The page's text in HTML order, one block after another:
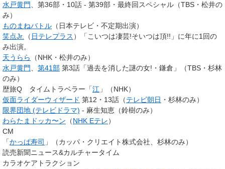
水戸黄門
、第36部・10話 - 第39部・最終回スペシャル（TBS・松井の
み）
ものまねバトル （日本テレビ・不定期出演）
笑点Jr.
（ 日テレプラス ）「こいつは凄芸!そいつは頂!!」に年に1回の
み出演。
天うらら
（NHK・松井のみ）
水戸黄門
第41部 第3話「過去を消した謎の女!・鎌倉」（TBS・杉林
のみ）
歴旅Q タイムトラベラー「江 」（NHK）
仮面ライダーウィザード 第12・13話（テレビ朝日 ・杉林のみ）
限界団地 (テレビドラマ) - 麻生知恵（鈴樹のみ）
わらたまドッカ〜ン （NHK Eテレ）
CM
「かっぱ寿司 」（カッパ・クリエイト株式会社、杉林のみ）
読売新聞ニュース&カルチャータイム
カラオケアトラクション